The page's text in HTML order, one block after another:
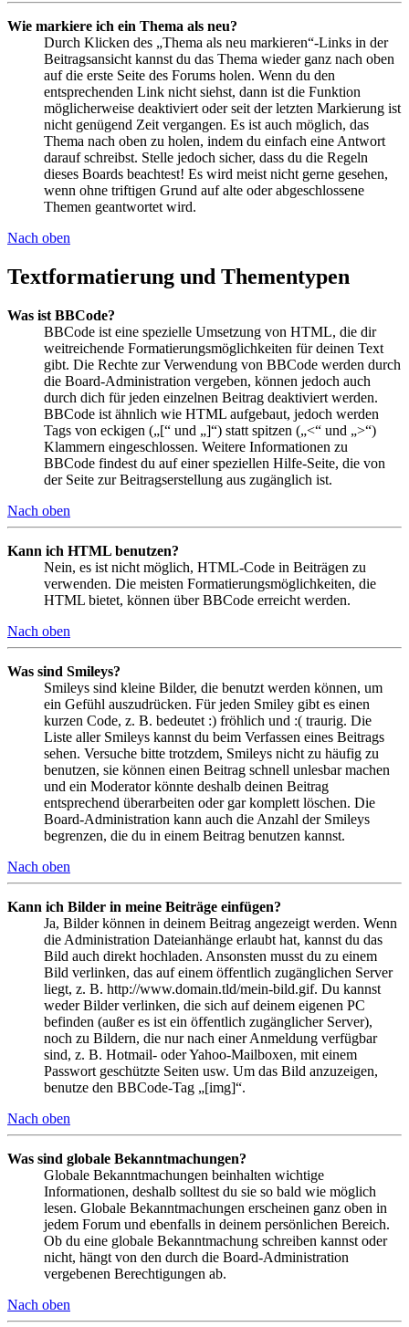
Wie markiere ich ein Thema als neu?
Durch Klicken des „Thema als neu markieren“-Links in der
Beitragsansicht kannst du das Thema wieder ganz nach oben
auf die erste Seite des Forums holen. Wenn du den
entsprechenden Link nicht siehst, dann ist die Funktion
möglicherweise deaktiviert oder seit der letzten Markierung ist
nicht genügend Zeit vergangen. Es ist auch möglich, das
Thema nach oben zu holen, indem du einfach eine Antwort
darauf schreibst. Stelle jedoch sicher, dass du die Regeln
dieses Boards beachtest! Es wird meist nicht gerne gesehen,
wenn ohne triftigen Grund auf alte oder abgeschlossene
Themen geantwortet wird.
Nach oben
Textformatierung und Thementypen
Was ist BBCode?
BBCode ist eine spezielle Umsetzung von HTML, die dir
weitreichende Formatierungsmöglichkeiten für deinen Text
gibt. Die Rechte zur Verwendung von BBCode werden durch
die Board-Administration vergeben, können jedoch auch
durch dich für jeden einzelnen Beitrag deaktiviert werden.
BBCode ist ähnlich wie HTML aufgebaut, jedoch werden
Tags von eckigen („[“ und „]“) statt spitzen („<“ und „>“)
Klammern eingeschlossen. Weitere Informationen zu
BBCode findest du auf einer speziellen Hilfe-Seite, die von
der Seite zur Beitragserstellung aus zugänglich ist.
Nach oben
Kann ich HTML benutzen?
Nein, es ist nicht möglich, HTML-Code in Beiträgen zu
verwenden. Die meisten Formatierungsmöglichkeiten, die
HTML bietet, können über BBCode erreicht werden.
Nach oben
Was sind Smileys?
Smileys sind kleine Bilder, die benutzt werden können, um
ein Gefühl auszudrücken. Für jeden Smiley gibt es einen
kurzen Code, z. B. bedeutet :) fröhlich und :( traurig. Die
Liste aller Smileys kannst du beim Verfassen eines Beitrags
sehen. Versuche bitte trotzdem, Smileys nicht zu häufig zu
benutzen, sie können einen Beitrag schnell unlesbar machen
und ein Moderator könnte deshalb deinen Beitrag
entsprechend überarbeiten oder gar komplett löschen. Die
Board-Administration kann auch die Anzahl der Smileys
begrenzen, die du in einem Beitrag benutzen kannst.
Nach oben
Kann ich Bilder in meine Beiträge einfügen?
Ja, Bilder können in deinem Beitrag angezeigt werden. Wenn
die Administration Dateianhänge erlaubt hat, kannst du das
Bild auch direkt hochladen. Ansonsten musst du zu einem
Bild verlinken, das auf einem öffentlich zugänglichen Server
liegt, z. B. http://www.domain.tld/mein-bild.gif. Du kannst
weder Bilder verlinken, die sich auf deinem eigenen PC
befinden (außer es ist ein öffentlich zugänglicher Server),
noch zu Bildern, die nur nach einer Anmeldung verfügbar
sind, z. B. Hotmail- oder Yahoo-Mailboxen, mit einem
Passwort geschützte Seiten usw. Um das Bild anzuzeigen,
benutze den BBCode-Tag „[img]“.
Nach oben
Was sind globale Bekanntmachungen?
Globale Bekanntmachungen beinhalten wichtige
Informationen, deshalb solltest du sie so bald wie möglich
lesen. Globale Bekanntmachungen erscheinen ganz oben in
jedem Forum und ebenfalls in deinem persönlichen Bereich.
Ob du eine globale Bekanntmachung schreiben kannst oder
nicht, hängt von den durch die Board-Administration
vergebenen Berechtigungen ab.
Nach oben